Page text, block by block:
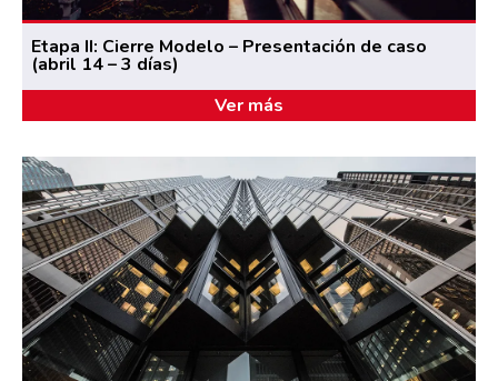
Etapa II: Cierre Modelo – Presentación de caso
(abril 14 – 3 días)
Ver más